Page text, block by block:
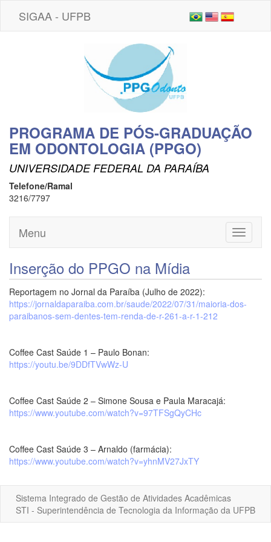
SIGAA - UFPB
PROGRAMA DE PÓS-GRADUAÇÃO
EM ODONTOLOGIA (PPGO)
UNIVERSIDADE FEDERAL DA PARAÍBA
Telefone/Ramal
3216/7797
Toggle
Menu
Inserção do PPGO na Mídia
Reportagem no Jornal da Paraíba (Julho de 2022):
https://jornaldaparaiba.com.br/saude/2022/07/31/maioria-dos-
paraibanos-sem-dentes-tem-renda-de-r-261-a-r-1-212
Coffee Cast Saúde 1 – Paulo Bonan:
https://youtu.be/9DDfTVwWz-U
Coffee Cast Saúde 2 – Simone Sousa e Paula Maracajá:
https://www.youtube.com/watch?v=97TFSgQyCHc
Coffee Cast Saúde 3 – Arnaldo (farmácia):
https://www.youtube.com/watch?v=yhnMV27JxTY
Sistema Integrado de Gestão de Atividades Acadêmicas
STI - Superintendência de Tecnologia da Informação da UFPB